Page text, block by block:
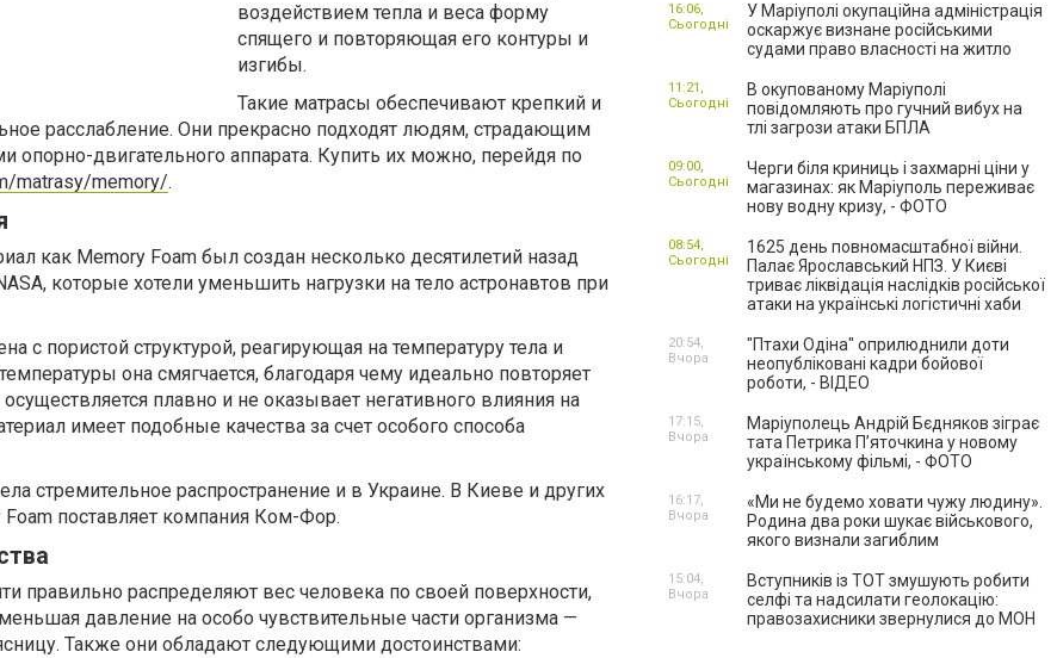
воздействием тепла и веса форму
спящего и повторяющая его контуры и
изгибы.
Такие матрасы обеспечивают крепкий и
расслабление. Они прекрасно подходят людям, страдающим
опорно-двигательного аппарата. Купить их можно, перейдя по
matrasy/memory/.
как Memory Foam был создан несколько десятилетий назад
которые хотели уменьшить нагрузки на тело астронавтов при
с пористой структурой, реагирующая на температуру тела и
она смягчается, благодаря чему идеально повторяет
плавно и не оказывает негативного влияния на
имеет подобные качества за счет особого способа
стремительное распространение и в Украине. В Киеве и других
поставляет компания Ком-Фор.
правильно распределяют вес человека по своей поверхности,
давление на особо чувствительные части организма —
Также они обладают следующими достоинствами:
У Маріуполі окупаційна адміністрація
оскаржує визнане російськими
судами право власності на житло
16:06,
Сьогодні
В окупованому Маріуполі
повідомляють про гучний вибух на
тлі загрози атаки БПЛА
11:21,
Сьогодні
Черги біля криниць і захмарні ціни у
магазинах: як Маріуполь переживає
нову водну кризу, - ФОТО
09:00,
Сьогодні
1625 день повномасштабної війни.
Палає Ярославський НПЗ. У Києві
триває ліквідація наслідків російської
атаки на українські логістичні хаби
08:54,
Сьогодні
"Птахи Одіна" оприлюднили доти
неопубліковані кадри бойової
роботи, - ВІДЕО
20:54,
Вчора
Маріуполець Андрій Бєдняков зіграє
тата Петрика П’яточкина у новому
українському фільмі, - ФОТО
17:15,
Вчора
«Ми не будемо ховати чужу людину».
Родина два роки шукає військового,
якого визнали загиблим
16:17,
Вчора
Вступників із ТОТ змушують робити
селфі та надсилати геолокацію:
правозахисники звернулися до МОН
15:04,
Вчора